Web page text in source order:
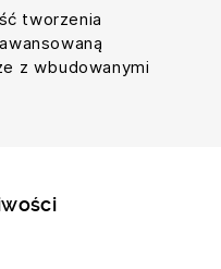
tworzenia
z wbudowanymi